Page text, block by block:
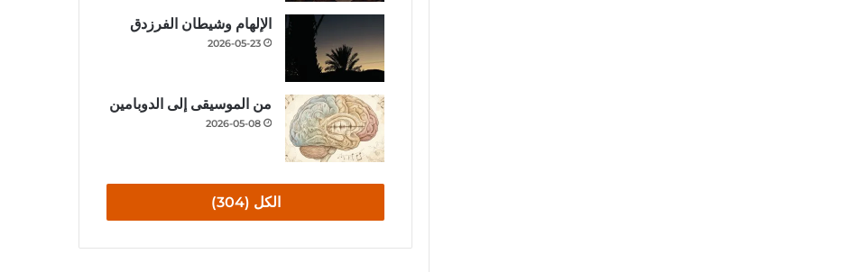
الإلهام وشيطان الفرزدق
2026-05-23
من الموسيقى إلى الدوبامين
2026-05-08
الكل (304)